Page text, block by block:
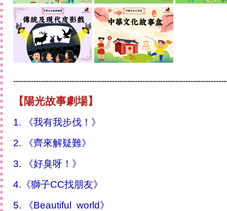
【 陽光故事劇場】
1.
《我有我步伐！》
2. 《齊來解疑難》
3. 《好臭呀！》
4.《獅子CC找朋友》
5.
《Beautiful world》